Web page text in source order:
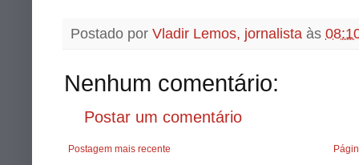
Postado por Vladir Lemos, jornalista às
Nenhum comentário:
Postar um comentário
Postagem mais recente